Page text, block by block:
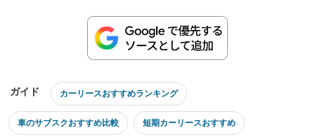
ガイド カーリースおすすめランキング
車のサブスクおすすめ比較 短期カーリースおすすめ